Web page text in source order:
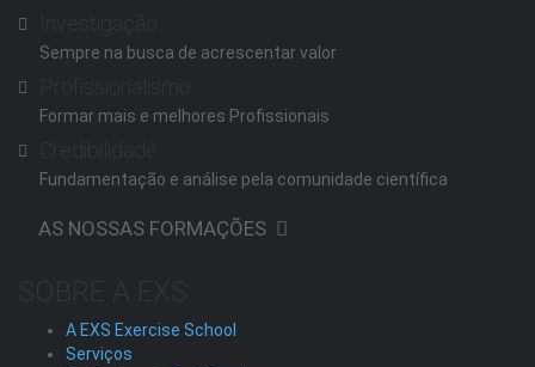
Sempre na busca de acrescentar valor
Formar mais e melhores Profissionais
Fundamentação e análise pela comunidade científica
AS NOSSAS FORMAÇÕES
A EXS Exercise School
Serviços